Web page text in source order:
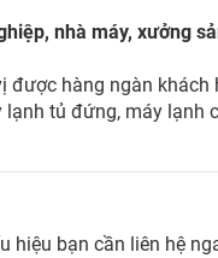
nhà máy, xưởng
được hàng ngàn
tủ đứng, máy
hiệu bạn cần liên hệ